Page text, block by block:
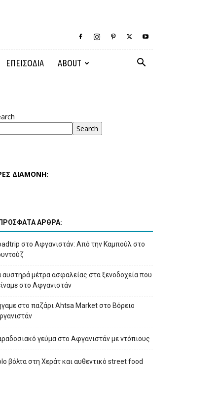
ΕΠΕΙΣΟΔΙΑ ABOUT
Search
ΔΙΑΜΟΝΗ:
ΠΡΟΣΦΑΤΑ ΑΡΘΡΑ:
στο Αφγανιστάν: Από την Καμπούλ στο
αυστηρά μέτρα ασφαλείας στα ξενοδοχεία που
στο Αφγανιστάν
στο παζάρι Ahtsa Market στο Βόρειο
γεύμα στο Αφγανιστάν με ντόπιους
βόλτα στη Χεράτ και αυθεντικό street food